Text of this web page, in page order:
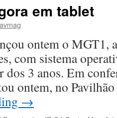
em tablet
ontem o MGT1,
com sistema
dos 3 anos. Em
ontem, no
→